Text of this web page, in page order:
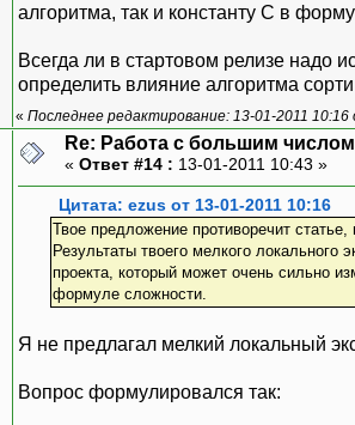
алгоритма, так и константу C в
Всегда ли в стартовом релизе надо
определить влияние алгоритма
« Последнее редактирование: 13-01-2011 10:16
Re: Работа с большим
« Ответ #14 : 13-01-2011 10:43 »
Цитата: ezus от 13-01-2011 10:16
Твое предложение противоречит
Результаты твоего мелкого
проекта, который может очень сильно
формуле сложности.
Я не предлагал мелкий локальный
Вопрос формулировался так: